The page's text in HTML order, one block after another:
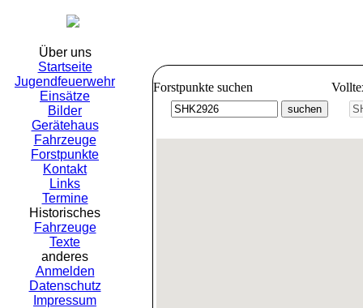
Über uns
Startseite
Jugendfeuerwehr
Einsätze
Bilder
Gerätehaus
Fahrzeuge
Forstpunkte
Kontakt
Links
Termine
Historisches
Fahrzeuge
Texte
anderes
Anmelden
Datenschutz
Impressum
Forstpunkte suchen